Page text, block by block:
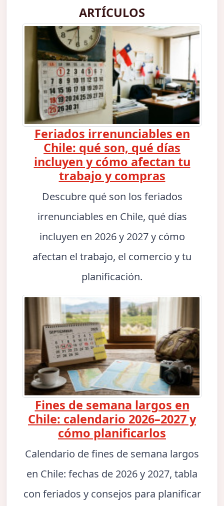
ARTÍCULOS
Feriados irrenunciables en
Chile: qué son, qué días
incluyen y cómo afectan tu
trabajo y compras
Descubre qué son los feriados
irrenunciables en Chile, qué días
incluyen en 2026 y 2027 y cómo
afectan el trabajo, el comercio y tu
planificación.
Fines de semana largos en
Chile: calendario 2026–2027 y
cómo planificarlos
Calendario de fines de semana largos
en Chile: fechas de 2026 y 2027, tabla
con feriados y consejos para planificar